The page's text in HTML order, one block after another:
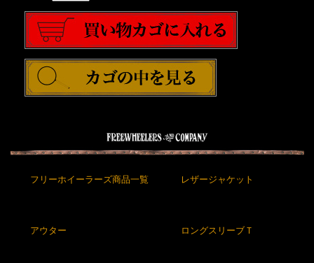
フリーホイーラーズ商品一覧 レザージャケット
アウター ロングスリーブＴ